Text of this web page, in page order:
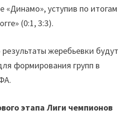
«Динамо», уступив по итогам
(0:1, 3:3).
жеребьевки будут
формирования групп в
этапа Лиги чемпионов